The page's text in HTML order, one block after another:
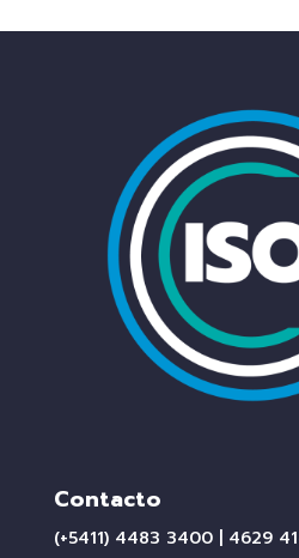
Contacto
(+5411) 4483 3400 | 4629